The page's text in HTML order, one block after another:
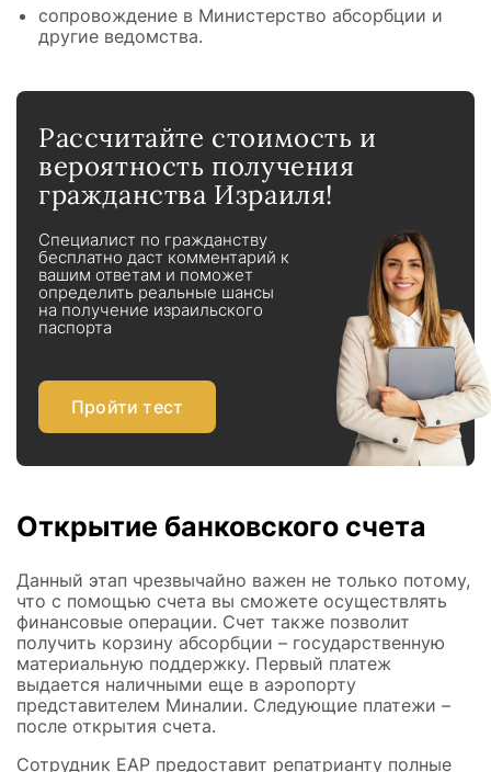
сопровождение в Министерство абсорбции и
другие ведомства.
Рассчитайте стоимость и
вероятность получения
гражданства Израиля!
Специалист по гражданству
бесплатно даст комментарий к
вашим ответам и поможет
определить реальные шансы
на получение израильского
паспорта
Пройти тест
Открытие банковского счета
Данный этап чрезвычайно важен не только потому,
что с помощью счета вы сможете осуществлять
финансовые операции. Счет также позволит
получить корзину абсорбции – государственную
материальную поддержку. Первый платеж
выдается наличными еще в аэропорту
представителем Миналии. Следующие платежи –
после открытия счета.
Сотрудник ЕАР предоставит репатрианту полные